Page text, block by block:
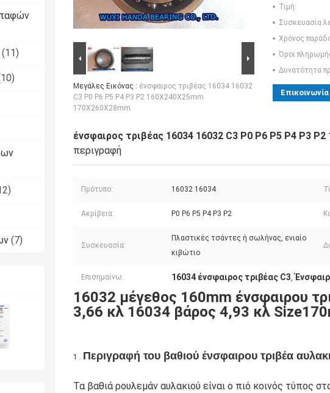
(11)
(7)
Μεγάλες Εικόνας : ένσφαιρος τριβέας 16034 16032
C3 P0 P6 P5 P4 P3 P2 160X240X25mm
170X260X28mm
Τιμή:
Συσκευασία
Χρόνος
Όροι
Δυνατότητα
Επικοινωνία
ένσφαιρος τριβέας 16034 16032 C3 P0 P6 P5 P4 P3
περιγραφή
Πρότυπο: 16032 16034
Ακρίβεια: P0 P6 P5 P4 P3 P2
Συσκευασία:
Πλαστικές τσάντες ή σωλήνας, ενιαίο
κιβώτιο
Επισημαίνω: 16034 ένσφαιρος τριβέας C3,
16032 μέγεθος 160mm ένσφαιρου
3,66 κλ 16034 βάρος 4,93 κλ
1 . Περιγραφή του βαθιού ένσφαιρου τριβέα
Τα βαθιά ρουλεμάν αυλακιού είναι ο πιό κοινός τύπος